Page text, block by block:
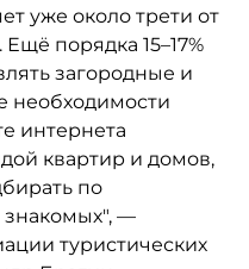
уже около трети от
порядка 15–17%
загородные и
необходимости
интернета
квартир и домов,
по
—
туристических